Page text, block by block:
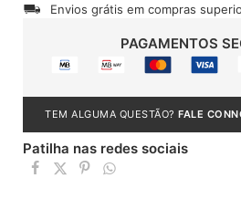
Envios grátis em compras
PAGAMENTOS
TEM ALGUMA QUESTÃO? FALE
Patilha nas redes sociais